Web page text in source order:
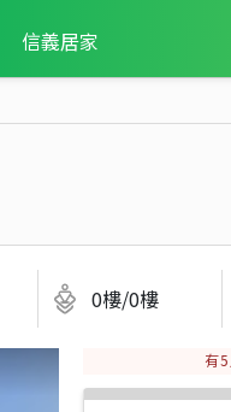
信義居家
0樓/0樓
有5